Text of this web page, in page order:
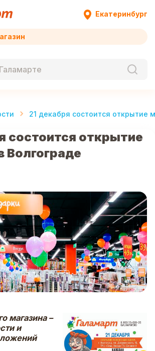
Екатеринбург
21 декабря состоится открытие
состоится открытие
Волгограде
магазина –
и